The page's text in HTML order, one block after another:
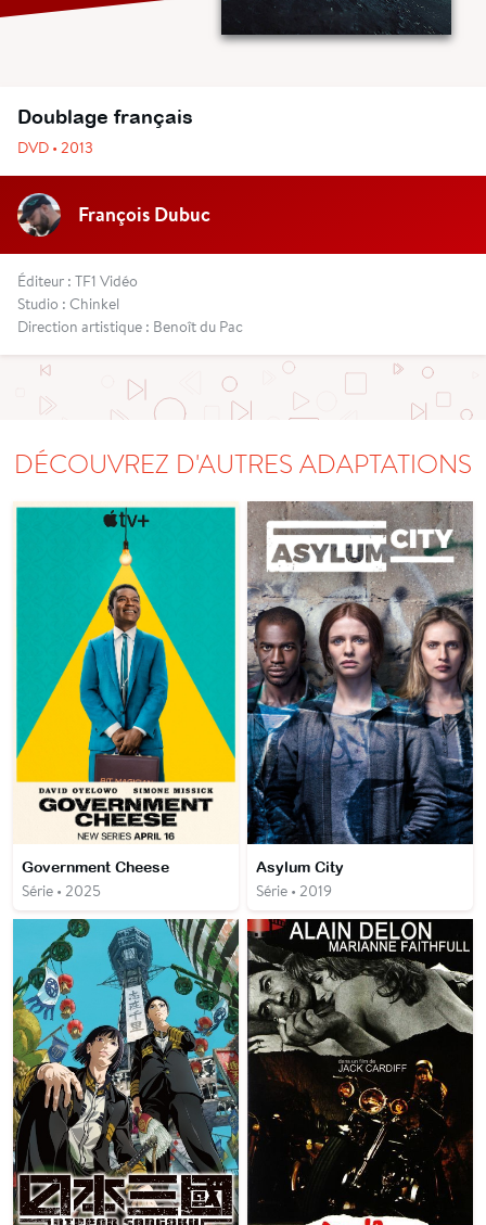
Doublage français
DVD • 2013
François Dubuc
Éditeur : TF1 Vidéo
Studio : Chinkel
Direction artistique : Benoît du Pac
DÉCOUVREZ D'AUTRES ADAPTATIONS
Government Cheese
Série • 2025
Asylum City
Série • 2019